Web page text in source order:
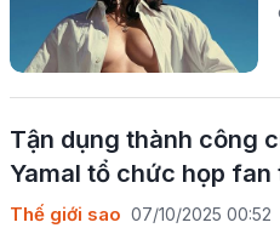
Tận dụng thành công
Yamal tổ chức họp fan
Thế giới sao 07/10/2025 00:52